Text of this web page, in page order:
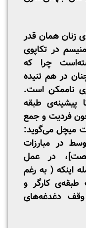
زنان همان قدر
در تکاپوی
چرا که
در هم تنیده
ناممکن است.
پیشینه‌ی طبقه
فردیت و جمع
میچل می‌گوید:
در مبارزات
در عمل
اینکه ( به رغم
کارگر و
دغدغه‌های